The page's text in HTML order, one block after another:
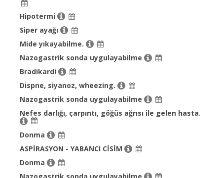
Hipotermi
Siper ayağı
Mide yıkayabilme.
Nazogastrik sonda uygulayabilme
Bradikardi
Dispne, siyanoz, wheezing.
Nazogastrik sonda uygulayabilme
Nefes darlığı, çarpıntı, göğüs ağrısı ile gelen hasta.
Donma
ASPİRASYON - YABANCI CİSİM
Donma